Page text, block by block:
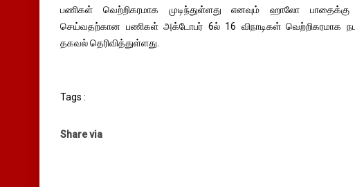
பணிகள் வெற்றிகரமாக முடிந்துள்ளது எனவும் ஹாலோ
செய்வதற்கான பணிகள் அக்டோபர் 6ல் 16 விநாடிகள் வெற்றிகரமாக
தகவல் தெரிவித்துள்ளது.
Tags :
Share via